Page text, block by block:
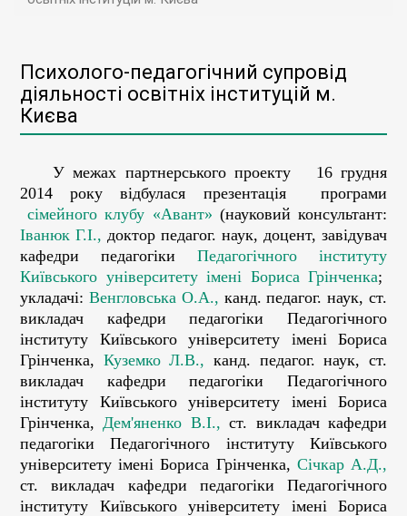
Психолого-педагогічний супровід
діяльності освітніх інституцій м.
Києва
У межах партнерського проекту 16 грудня
2014 року відбулася презентація програми
сімейного клубу «Авант» (науковий консультант:
Іванюк Г.І., доктор педагог. наук, доцент, завідувач
кафедри педагогіки Педагогічного інституту
Київського університету імені Бориса Грінченка;
укладачі: Венгловська О.А., канд. педагог. наук, ст.
викладач кафедри педагогіки Педагогічного
інституту Київського університету імені Бориса
Грінченка, Куземко Л.В., канд. педагог. наук, ст.
викладач кафедри педагогіки Педагогічного
інституту Київського університету імені Бориса
Грінченка,Дем'яненко В.І., ст. викладач кафедри
педагогіки Педагогічного інституту Київського
університету імені Бориса Грінченка, Січкар А.Д.,
ст. викладач кафедри педагогіки Педагогічного
інституту Київського університету імені Бориса